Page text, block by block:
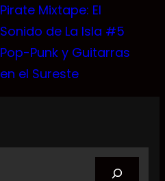
Pirate Mixtape: El
Sonido de La Isla #5
Pop-Punk y Guitarras
en el Sureste